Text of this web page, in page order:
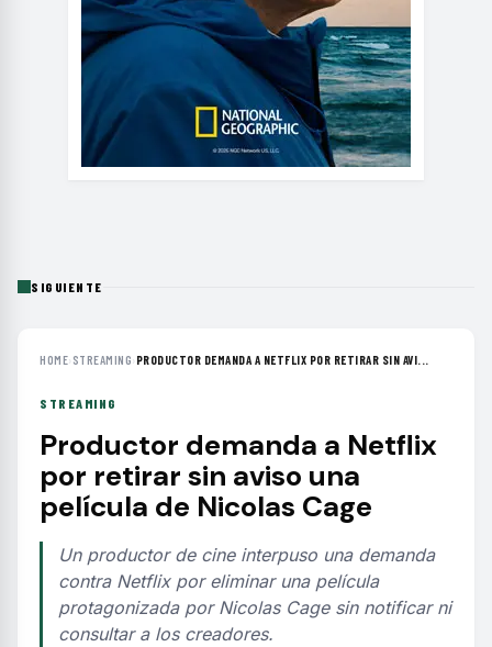
SIGUIENTE
HOME› STREAMING› PRODUCTOR DEMANDA A NETFLIX POR RETIRAR SIN AVI...
STREAMING
Productor demanda a Netflix
por retirar sin aviso una
película de Nicolas Cage
Un productor de cine interpuso una demanda
contra Netflix por eliminar una película
protagonizada por Nicolas Cage sin notificar ni
consultar a los creadores.